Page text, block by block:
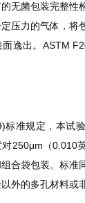
无菌包装完整性
压力的气体，将
逸出。ASTM
标准规定，本试
250μm（0.010
合袋包装。标准
外的多孔材料或